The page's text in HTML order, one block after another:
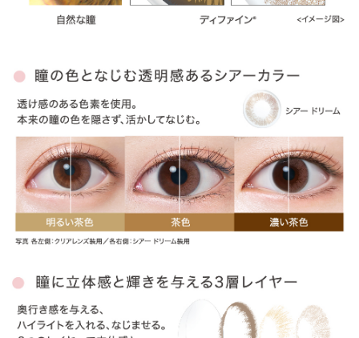
» ラディアントブライト
» ラディアントスウィート